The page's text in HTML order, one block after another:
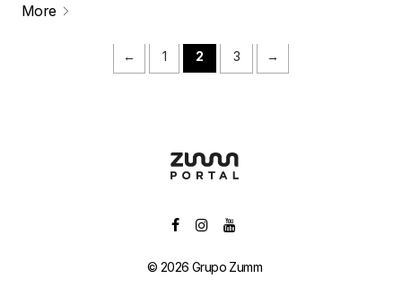
More
← 1 2 3 →
© 2026 Grupo Zumm